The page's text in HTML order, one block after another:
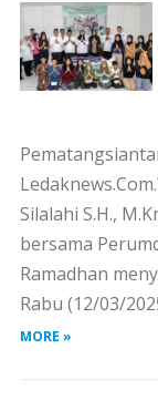
Silalahi S.H.,
bersama
Ramadhan
Rabu (12/03/
MORE »